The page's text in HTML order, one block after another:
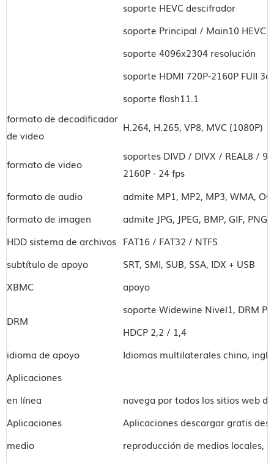
soporte HEVC descifrador
soporte Principal / Main10 HEVC
soporte 4096x2304 resolución
soporte HDMI 720P-2160P FUII
soporte flash11.1
formato de decodificador
de video
H.264, H.265, VP8, MVC (1080P)
formato de video
soportes DIVD / DIVX / REAL8 / 9
2160P - 24 fps
formato de audio
admite MP1, MP2, MP3, WMA,
formato de imagen
admite JPG, JPEG, BMP, GIF,
HDD sistema de archivos FAT16 / FAT32 / NTFS
subtítulo de apoyo
SRT, SMI, SUB, SSA, IDX + USB
XBMC
apoyo
DRM
soporte Widewine Nivel1, DRM
HDCP 2,2 / 1,4
idioma de apoyo
Idiomas multilaterales chino,
Aplicaciones
en línea
navega por todos los sitios web
Aplicaciones
Aplicaciones descargar gratis
medio
reproducción de medios locales,